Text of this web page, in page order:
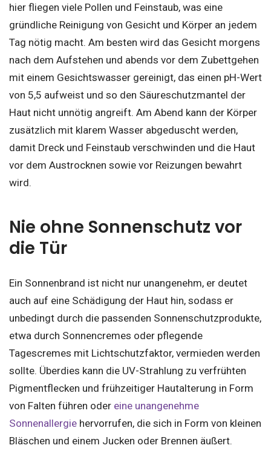
hier fliegen viele Pollen und Feinstaub, was eine
gründliche Reinigung von Gesicht und Körper an jedem
Tag nötig macht. Am besten wird das Gesicht morgens
nach dem Aufstehen und abends vor dem Zubettgehen
mit einem Gesichtswasser gereinigt, das einen pH-Wert
von 5,5 aufweist und so den Säureschutzmantel der
Haut nicht unnötig angreift. Am Abend kann der Körper
zusätzlich mit klarem Wasser abgeduscht werden,
damit Dreck und Feinstaub verschwinden und die Haut
vor dem Austrocknen sowie vor Reizungen bewahrt
wird.
Nie ohne Sonnenschutz vor
die Tür
Ein Sonnenbrand ist nicht nur unangenehm, er deutet
auch auf eine Schädigung der Haut hin, sodass er
unbedingt durch die passenden Sonnenschutzprodukte,
etwa durch Sonnencremes oder pflegende
Tagescremes mit Lichtschutzfaktor, vermieden werden
sollte. Überdies kann die UV-Strahlung zu verfrühten
Pigmentflecken und frühzeitiger Hautalterung in Form
von Falten führen oder eine unangenehme
Sonnenallergie hervorrufen, die sich in Form von kleinen
Bläschen und einem Jucken oder Brennen äußert.